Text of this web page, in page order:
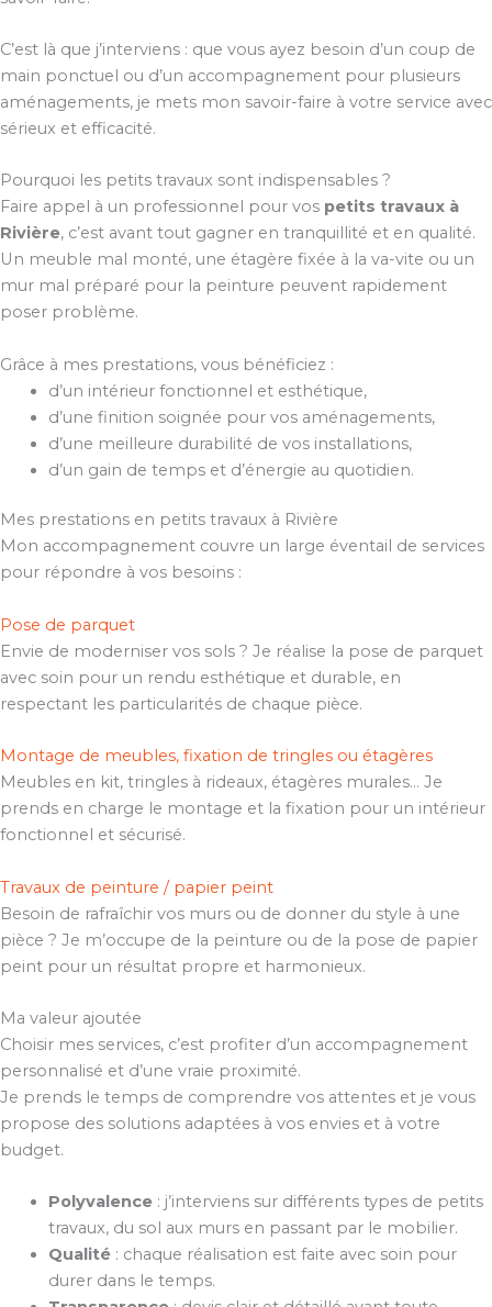
C’est là que j’interviens : que vous ayez besoin d’un coup de
main ponctuel ou d’un accompagnement pour plusieurs
aménagements, je mets mon savoir-faire à votre service avec
sérieux et efficacité.
Pourquoi les petits travaux sont indispensables ?
Faire appel à un professionnel pour vos petits travaux à
Rivière, c’est avant tout gagner en tranquillité et en qualité.
Un meuble mal monté, une étagère fixée à la va-vite ou un
mur mal préparé pour la peinture peuvent rapidement
poser problème.
Grâce à mes prestations, vous bénéficiez :
d’un intérieur fonctionnel et esthétique,
d’une finition soignée pour vos aménagements,
d’une meilleure durabilité de vos installations,
d’un gain de temps et d’énergie au quotidien.
Mes prestations en petits travaux à Rivière
Mon accompagnement couvre un large éventail de services
pour répondre à vos besoins :
Pose de parquet
Envie de moderniser vos sols ? Je réalise la pose de parquet
avec soin pour un rendu esthétique et durable, en
respectant les particularités de chaque pièce.
Montage de meubles, fixation de tringles ou étagères
Meubles en kit, tringles à rideaux, étagères murales… Je
prends en charge le montage et la fixation pour un intérieur
fonctionnel et sécurisé.
Travaux de peinture / papier peint
Besoin de rafraîchir vos murs ou de donner du style à une
pièce ? Je m’occupe de la peinture ou de la pose de papier
peint pour un résultat propre et harmonieux.
Ma valeur ajoutée
Choisir mes services, c’est profiter d’un accompagnement
personnalisé et d’une vraie proximité.
Je prends le temps de comprendre vos attentes et je vous
propose des solutions adaptées à vos envies et à votre
budget.
Polyvalence: j’interviens sur différents types de petits
travaux, du sol aux murs en passant par le mobilier.
Qualité: chaque réalisation est faite avec soin pour
durer dans le temps.